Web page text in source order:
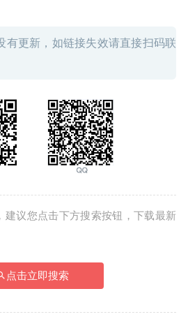
有更新，如链接失效请直接扫码联
建议您点击下方搜索按钮，下载最新
点击立即搜索